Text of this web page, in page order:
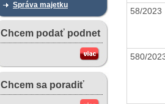
Správa majetku
Chcem podať podnet
Chcem sa poradiť
58/2023
580/